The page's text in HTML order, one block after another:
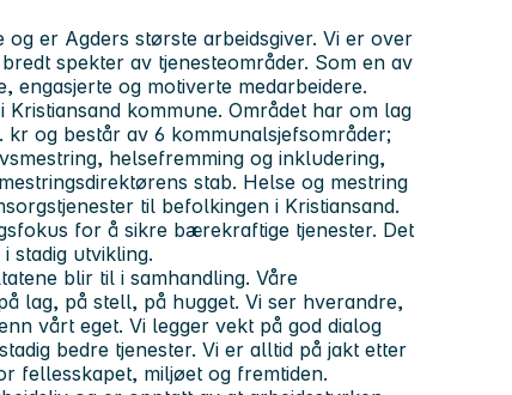
er Agders største arbeidsgiver. Vi er over
spekter av tjenesteområder. Som en av
engasjerte og motiverte medarbeidere.
kommune. Området har om lag
og består av 6 kommunalsjefsområder;
helsefremming og inkludering,
stab. Helse og mestring
til befolkingen i Kristiansand.
for å sikre bærekraftige tjenester. Det
utvikling.
blir til i samhandling. Våre
lag, på stell, på hugget. Vi ser hverandre,
vårt eget. Vi legger vekt på god dialog
bedre tjenester. Vi er alltid på jakt etter
fellesskapet, miljøet og fremtiden.